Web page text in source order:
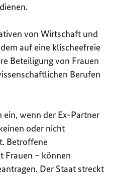
von Wirtschaft und
auf eine klischeefreie
Beteiligung von Frauen
Berufen
ein, wenn der Ex-Partner
oder nicht
Betroffene
Frauen – können
Der Staat streckt